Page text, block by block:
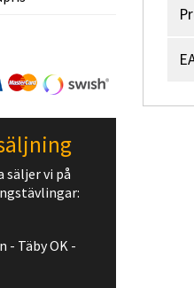
säljer vi på
- Täby OK -